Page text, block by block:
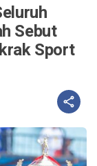
Sebut
Sport